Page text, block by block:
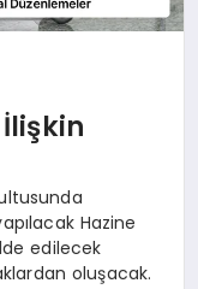
İlişkin
Hazine
edilecek
oluşacak.